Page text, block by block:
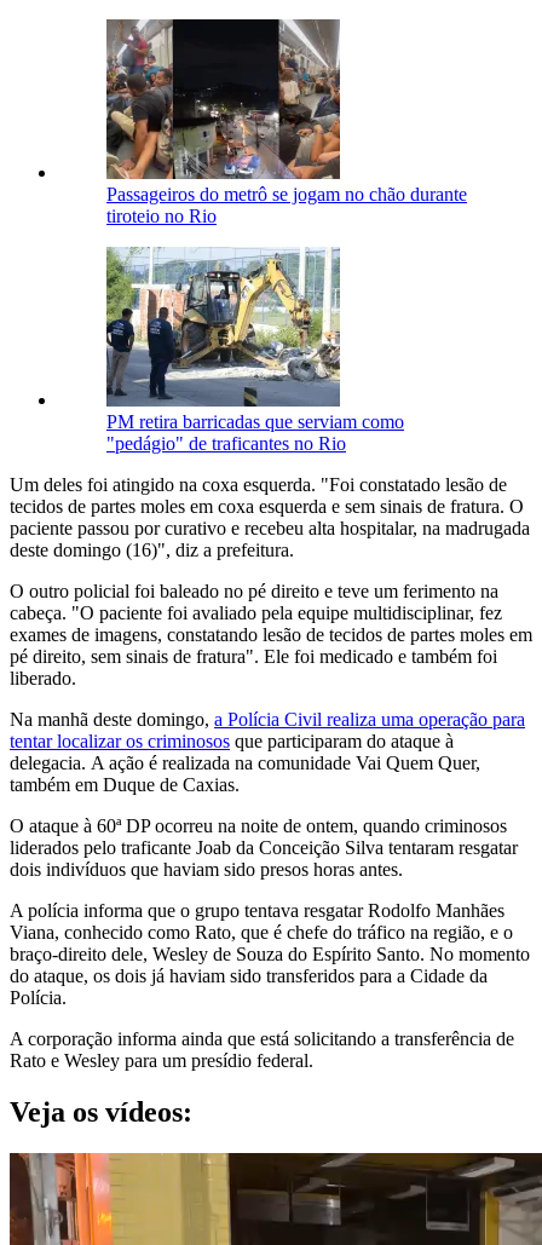
Passageiros do metrô se jogam no chão durante
tiroteio no Rio
PM retira barricadas que serviam como
"pedágio" de traficantes no Rio
Um deles foi atingido na coxa esquerda. "Foi constatado lesão de
tecidos de partes moles em coxa esquerda e sem sinais de fratura. O
paciente passou por curativo e recebeu alta hospitalar, na madrugada
deste domingo (16)", diz a prefeitura.
O outro policial foi baleado no pé direito e teve um ferimento na
cabeça. "O paciente foi avaliado pela equipe multidisciplinar, fez
exames de imagens, constatando lesão de tecidos de partes moles em
pé direito, sem sinais de fratura". Ele foi medicado e também foi
liberado.
Na manhã deste domingo, a Polícia Civil realiza uma operação para
tentar localizar os criminosos que participaram do ataque à
delegacia. A ação é realizada na comunidade Vai Quem Quer,
também em Duque de Caxias.
O ataque à 60ª DP ocorreu na noite de ontem, quando criminosos
liderados pelo traficante Joab da Conceição Silva tentaram resgatar
dois indivíduos que haviam sido presos horas antes.
A polícia informa que o grupo tentava resgatar Rodolfo Manhães
Viana, conhecido como Rato, que é chefe do tráfico na região, e o
braço-direito dele, Wesley de Souza do Espírito Santo. No momento
do ataque, os dois já haviam sido transferidos para a Cidade da
Polícia.
A corporação informa ainda que está solicitando a transferência de
Rato e Wesley para um presídio federal.
Veja os vídeos: